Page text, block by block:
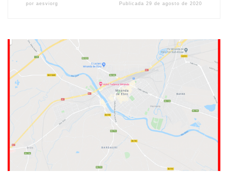
por aesviorg Publicada 29 de agosto de 2020
Fecha: 27 de Agosto de 2020 Lugar: Miranda de Ebro (Burgos) BU-
733 – Km 5. Menores afectados: Dos menores (10 y 12 años),
fallecidos ambos Más información: 20 […]